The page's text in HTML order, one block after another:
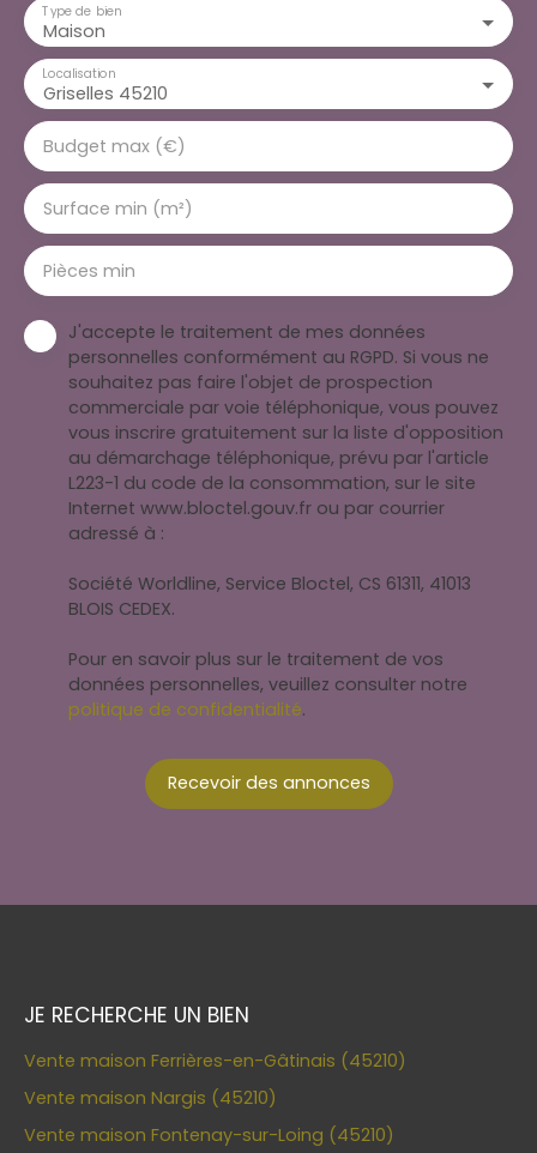
Maison
Type de bien
Griselles 45210
Localisation
Budget max (€)
Surface min (m²)
Pièces min
J'accepte le traitement de mes données
personnelles conformément au RGPD. Si vous ne
souhaitez pas faire l'objet de prospection
commerciale par voie téléphonique, vous pouvez
vous inscrire gratuitement sur la liste d'opposition
au démarchage téléphonique, prévu par l'article
L223-1 du code de la consommation, sur le site
Internet www.bloctel.gouv.fr ou par courrier
adressé à :
Société Worldline, Service Bloctel, CS 61311, 41013
BLOIS CEDEX.
Pour en savoir plus sur le traitement de vos
données personnelles, veuillez consulter notre
politique de confidentialité.
Recevoir des annonces
JE RECHERCHE UN BIEN
Vente maison Ferrières-en-Gâtinais (45210)
Vente maison Nargis (45210)
Vente maison Fontenay-sur-Loing (45210)